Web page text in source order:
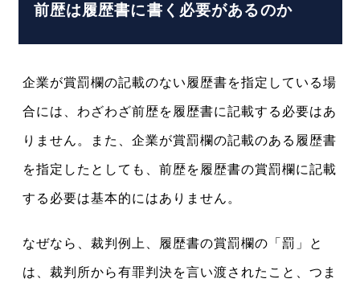
前歴は履歴書に書く必要があるのか
企業が賞罰欄の記載のない履歴書を指定している場
合には、わざわざ前歴を履歴書に記載する必要はあ
りません。また、企業が賞罰欄の記載のある履歴書
を指定したとしても、前歴を履歴書の賞罰欄に記載
する必要は基本的にはありません。
なぜなら、裁判例上、履歴書の賞罰欄の「罰」と
は、裁判所から有罪判決を言い渡されたこと、つま